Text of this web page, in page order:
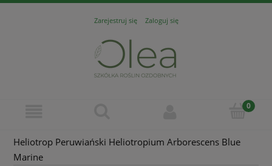
Zarejestruj się Zaloguj się
Heliotrop Peruwiański Heliotropium Arborescens Blue
Marine